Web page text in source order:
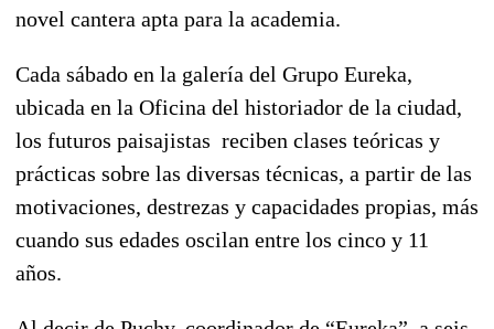
novel cantera apta para la academia.
Cada sábado en la galería del Grupo Eureka,
ubicada en la Oficina del historiador de la ciudad,
los futuros paisajistas reciben clases teóricas y
prácticas sobre las diversas técnicas, a partir de las
motivaciones, destrezas y capacidades propias, más
cuando sus edades oscilan entre los cinco y 11
años.